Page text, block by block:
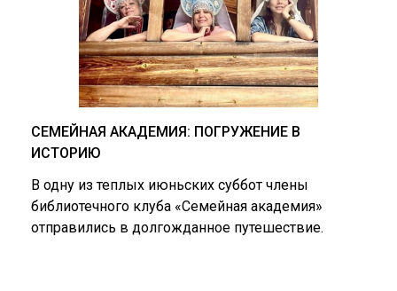
СЕМЕЙНАЯ АКАДЕМИЯ: ПОГРУЖЕНИЕ В
ИСТОРИЮ
В одну из теплых июньских суббот члены
библиотечного клуба «Семейная академия»
отправились в долгожданное путешествие.